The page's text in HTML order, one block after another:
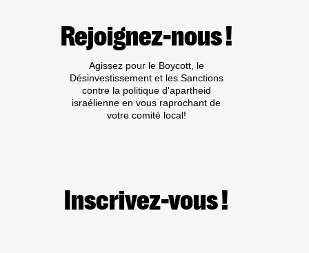
Rejoignez-nous !
Agissez pour le Boycott, le
Désinvestissement et les Sanctions
contre la politique d'apartheid
israélienne en vous raprochant de
votre comité local!
Inscrivez-vous !